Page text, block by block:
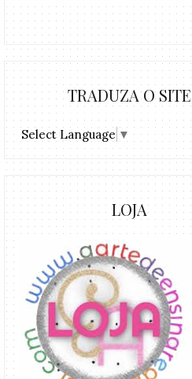
TRADUZA O SITE
Select Language ▼
LOJA